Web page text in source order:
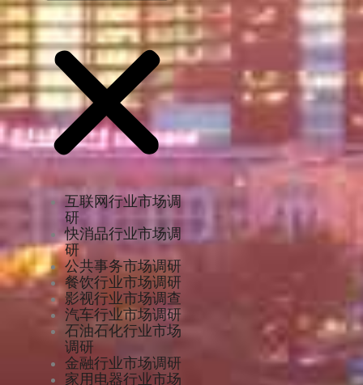
互联网行业市场调
研
快消品行业市场调
研
公共事务市场调研
餐饮行业市场调研
影视行业市场调查
汽车行业市场调研
石油石化行业市场
调研
金融行业市场调研
家用电器行业市场